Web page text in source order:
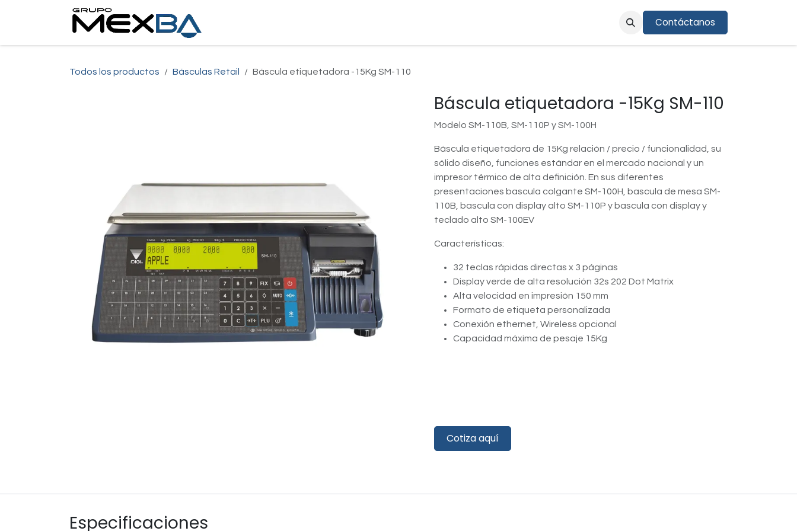
Contáctanos
Todos los productos Básculas Retail Báscula etiquetadora -15Kg SM-110
Báscula etiquetadora -15Kg SM-110
Modelo SM-110B, SM-110P y SM-100H
Báscula etiquetadora de 15Kg relación / precio / funcionalidad, su
sólido diseño, funciones estándar en el mercado nacional y un
impresor térmico de alta definición. En sus diferentes
presentaciones bascula colgante SM-100H, bascula de mesa SM-
110B, bascula con display alto SM-110P y bascula con display y
teclado alto SM-100EV
Características:
32 teclas rápidas directas x 3 páginas
Display verde de alta resolución 32s 202 Dot Matrix
Alta velocidad en impresión 150 mm
Formato de etiqueta personalizada
Conexión ethernet, Wireless opcional
Capacidad máxima de pesaje 15Kg
Cotiza aquí
Especificaciones